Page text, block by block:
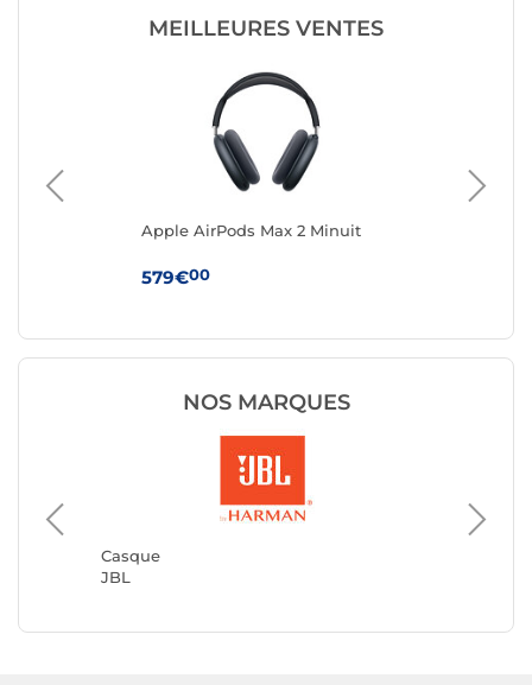
MEILLEURES VENTES
Apple AirPods Max 2 Minuit
579€00
NOS MARQUES
Casque
JBL
Casque
JVC